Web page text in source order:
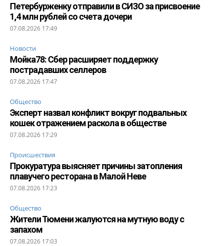
Петербурженку отправили в СИЗО за присвоение
1,4 млн рублей со счета дочери
07.08.2026 17:49
Новости
Мойка78: Сбер расширяет поддержку
пострадавших селлеров
07.08.2026 17:47
Общество
Эксперт назвал конфликт вокруг подвальных
кошек отражением раскола в обществе
07.08.2026 17:29
Происшествия
Прокуратура выясняет причины затопления
плавучего ресторана в Малой Неве
07.08.2026 17:23
Общество
Жители Тюмени жалуются на мутную воду с
запахом
07.08.2026 17:03